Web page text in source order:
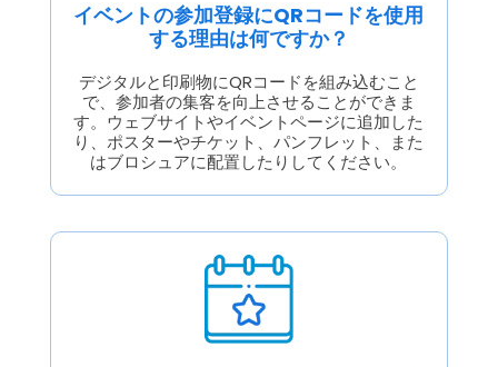
イベントの参加登録にQRコードを使用
する理由は何ですか？
デジタルと印刷物にQRコードを組み込むこと
で、参加者の集客を向上させることができま
す。ウェブサイトやイベントページに追加した
り、ポスターやチケット、パンフレット、また
はブロシュアに配置したりしてください。